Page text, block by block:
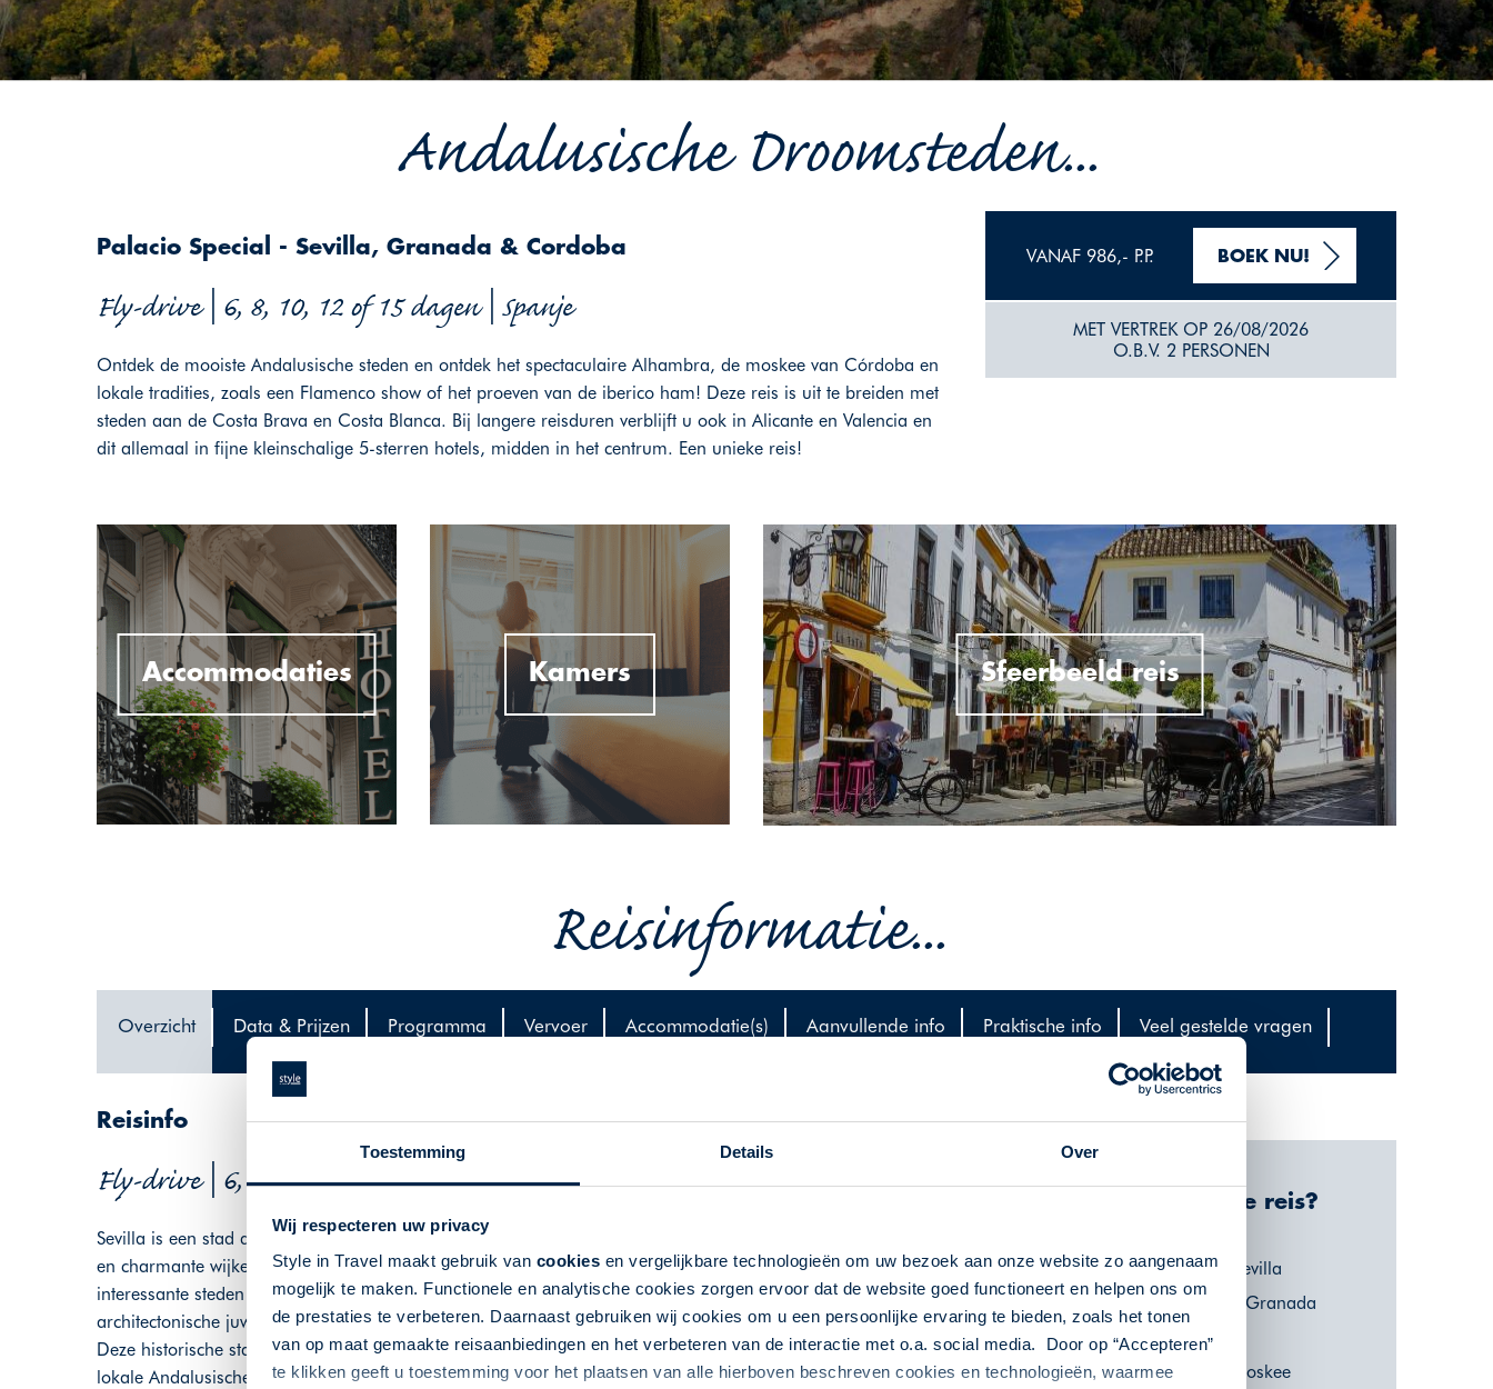
Toestemming Details Over
Wij respecteren uw privacy
Style in Travel maakt gebruik van cookies en vergelijkbare technologieën om uw bezoek aan onze website zo aangenaam
mogelijk te maken. Functionele en analytische cookies zorgen ervoor dat de website goed functioneert en helpen ons om
de prestaties te verbeteren. Daarnaast gebruiken wij cookies om u een persoonlijke ervaring te bieden, zoals het tonen
van op maat gemaakte reisaanbiedingen en het verbeteren van de interactie met o.a. social media. Door op “Accepteren”
te klikken geeft u toestemming voor het plaatsen van alle hierboven beschreven cookies en technologieën, waarmee
Andalusische Droomsteden...
Palacio Special - Sevilla, Granada & Cordoba
Fly-drive | 6, 8, 10, 12 of 15 dagen | Spanje
Ontdek de mooiste Andalusische steden en ontdek het spectaculaire Alhambra, de moskee van Córdoba en
lokale tradities, zoals een Flamenco show of het proeven van de iberico ham! Deze reis is uit te breiden met
steden aan de Costa Brava en Costa Blanca. Bij langere reisduren verblijft u ook in Alicante en Valencia en
dit allemaal in fijne kleinschalige 5-sterren hotels, midden in het centrum. Een unieke reis!
VANAF 986,- P.P. BOEK NU!
MET VERTREK OP 26/08/2026
O.B.V. 2 PERSONEN
Accommodaties Kamers Sfeerbeeld reis
Reisinformatie...
Overzicht Data & Prijzen Programma Vervoer Accommodatie(s) Aanvullende info Praktische info Veel gestelde vragen
Reisinfo
Fly-drive | 6, 8, 10, 12 of 15 dagen | Spanje
Sevilla is een stad die zijn sporen nalaat en wordt vaak omschreven als bijzonder door de vele monumenten
en charmante wijken. Aan de voet van de Sierra Nevada, tussen de rivieren, ligt een van de meest
interessante steden van Andalusië, Granada. Ontdek het indrukwekkende erfgoed van Al-Andalus en de
architectonische juweeltjes uit de Renaissance. De reis eindigt in Córdoba, bekend om de Great Mosque.
Deze historische stad staat op de UNESCO Werelderfgoedlijst. Bezoek een flamencovoorstelling en proef de
lokale Andalusische keuken. Tijdens de reis verblijft u in kleinschalige 5-sterren hotels die van alle gemakken
Waarom deze reis?
Verken het charmante Sevilla
Bezoek de Alhambra in Granada
Flamenco in Sevilla
Córdoba en de Grote Moskee